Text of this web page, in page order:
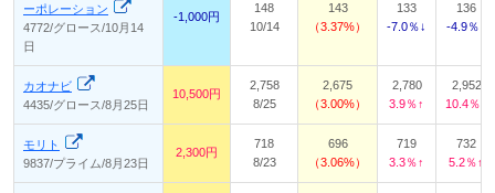
ーポレーション
4772/グロース/10月14
日
-1,000円
148
10/14
143
3.37%
133
-7.0％↓
136
-4.9％↓
カオナビ
4435/グロース/8月25日
10,500円
2,758
8/25
2,675
3.00%
2,780
3.9％↑
2,952
10.4％↑
モリト
9837/プライム/8月23日
2,300円
718
8/23
696
3.06%
719
3.3％↑
732
5.2％↑